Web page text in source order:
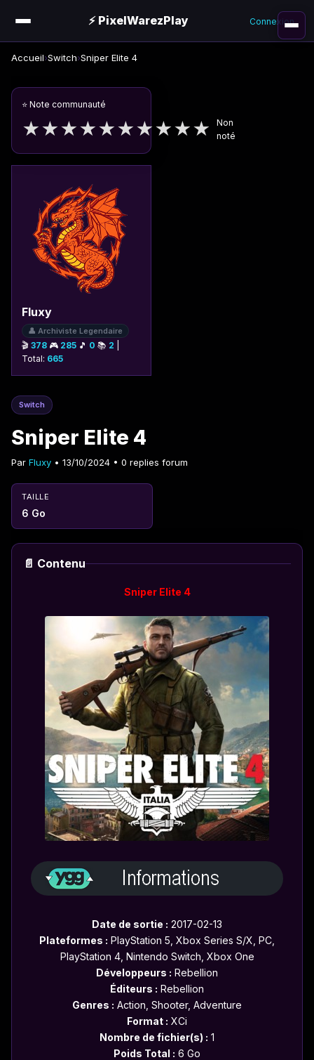
⚡ PixelWarezPlay Connexion
Accueil›Switch›Sniper Elite 4
⭐ Note communauté
★★★★★★★★★★
Non
noté
Fluxy
👤 Archiviste Legendaire
🎬 378 🎮 285 🎵 0 📚 2
Total: 665
Switch
Sniper Elite 4
Par Fluxy • 13/10/2024 • 0 replies forum
TAILLE
6 Go
📄 Contenu
Sniper Elite 4
Date de sortie : 2017-02-13
Plateformes : PlayStation 5, Xbox Series S/X, PC,
PlayStation 4, Nintendo Switch, Xbox One
Développeurs : Rebellion
Éditeurs : Rebellion
Genres : Action, Shooter, Adventure
Format : XCi
Nombre de fichier(s) : 1
Poids Total : 6 Go